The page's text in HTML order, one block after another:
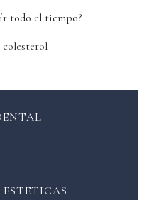
todo el tiempo?
colesterol